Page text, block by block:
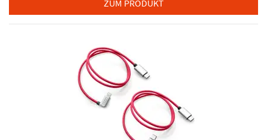
ZUM PRODUKT